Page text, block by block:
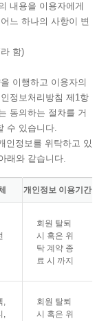
내용을 이용자에게
느 하나의 사항이 변
함)
이행하고 이용자의
정보처리방침 제1항
동의하는 절차를 거
수 있습니다.
인정보를 위탁하고 있
래와 같습니다.
개인정보 이용기간
회원 탈퇴
시 혹은 위
탁 계약 종
료 시 까지
,
,
회원 탈퇴
시 혹은 위